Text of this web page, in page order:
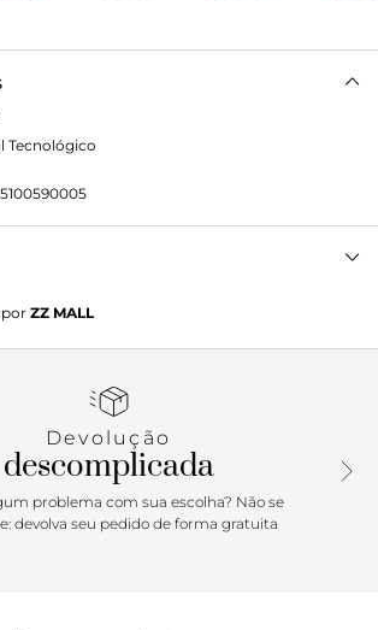
Tecnológico
costura em pesponto aparente por todo
de tira com recorte vazado na
Vem para a temporada para
sofisticação. Inspiração no guarda-
o mocassim Anacapri traz composições
mão do conforto e da praticidade. Com
por ZZ MALL
Devolução
descomplicada
problema com sua escolha? Não se
devolva seu pedido de forma gratuita